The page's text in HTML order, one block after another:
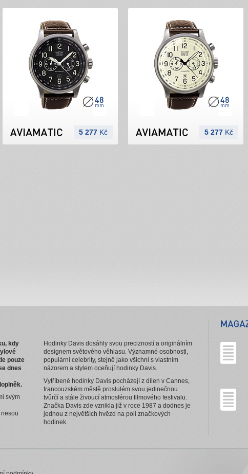
5 277 Kč 5 277 Kč
kdy
pouze
dnes
svým
Hodinky Davis dosáhly svou precizností a originálním
designem světového věhlasu. Významné osobnosti,
populární celebrity, stejně jako všichni s vlastním
názorem a stylem oceňují hodinky Davis.
Vytříbené hodinky Davis pocházejí z dílen v Cannes,
francouzském městě proslulém svou jedinečnou
tvůrčí a stále živoucí atmosférou filmového festivalu.
Značka Davis zde vznikla již v roce 1987 a dodnes je
jednou z největších hvězd na poli značkových
hodinek.